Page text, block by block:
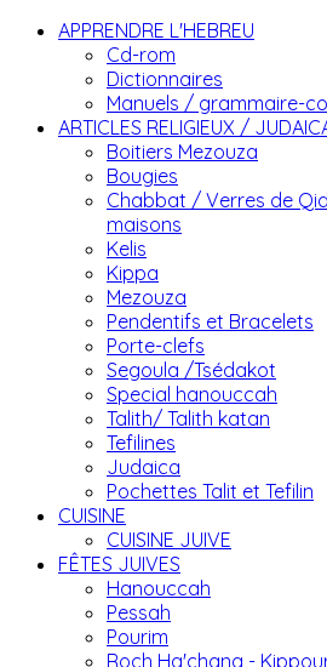
APPRENDRE L'HEBREU
Cd-rom
Dictionnaires
Manuels / grammaire-
ARTICLES RELIGIEUX /
Boitiers Mezouza
Bougies
Chabbat / Verres de
maisons
Kelis
Kippa
Mezouza
Pendentifs et Bracelets
Porte-clefs
Segoula /Tsédakot
Special hanouccah
Talith/ Talith katan
Tefilines
Judaica
Pochettes Talit et Tefilin
CUISINE
CUISINE JUIVE
FÊTES JUIVES
Hanouccah
Pessah
Pourim
Roch Ha'chana -